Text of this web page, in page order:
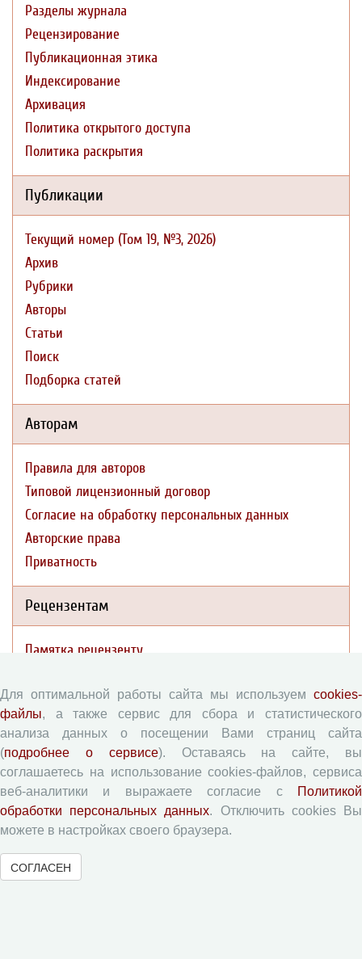
Разделы журнала
Рецензирование
Публикационная этика
Индексирование
Архивация
Политика открытого доступа
Политика раскрытия
Публикации
Текущий номер (Том 19, №3, 2026)
Архив
Рубрики
Авторы
Статьи
Поиск
Подборка статей
Авторам
Правила для авторов
Типовой лицензионный договор
Согласие на обработку персональных данных
Авторские права
Приватность
Рецензентам
Памятка рецензенту
Журналы ВолНЦ РАН
Экономические и социальные перемены
Проблемы развития территории
Вопросы территориального развития
Юный экономист
Для оптимальной работы сайта мы используем cookies-
файлы, а также сервис для сбора и статистического
анализа данных о посещении Вами страниц сайта
(подробнее о сервисе). Оставаясь на сайте, вы
соглашаетесь на использование cookies-файлов, сервиса
веб-аналитики и выражаете согласие с
Политикой
обработки персональных данных. Отключить cookies Вы
можете в настройках своего браузера.
СОГЛАСЕН